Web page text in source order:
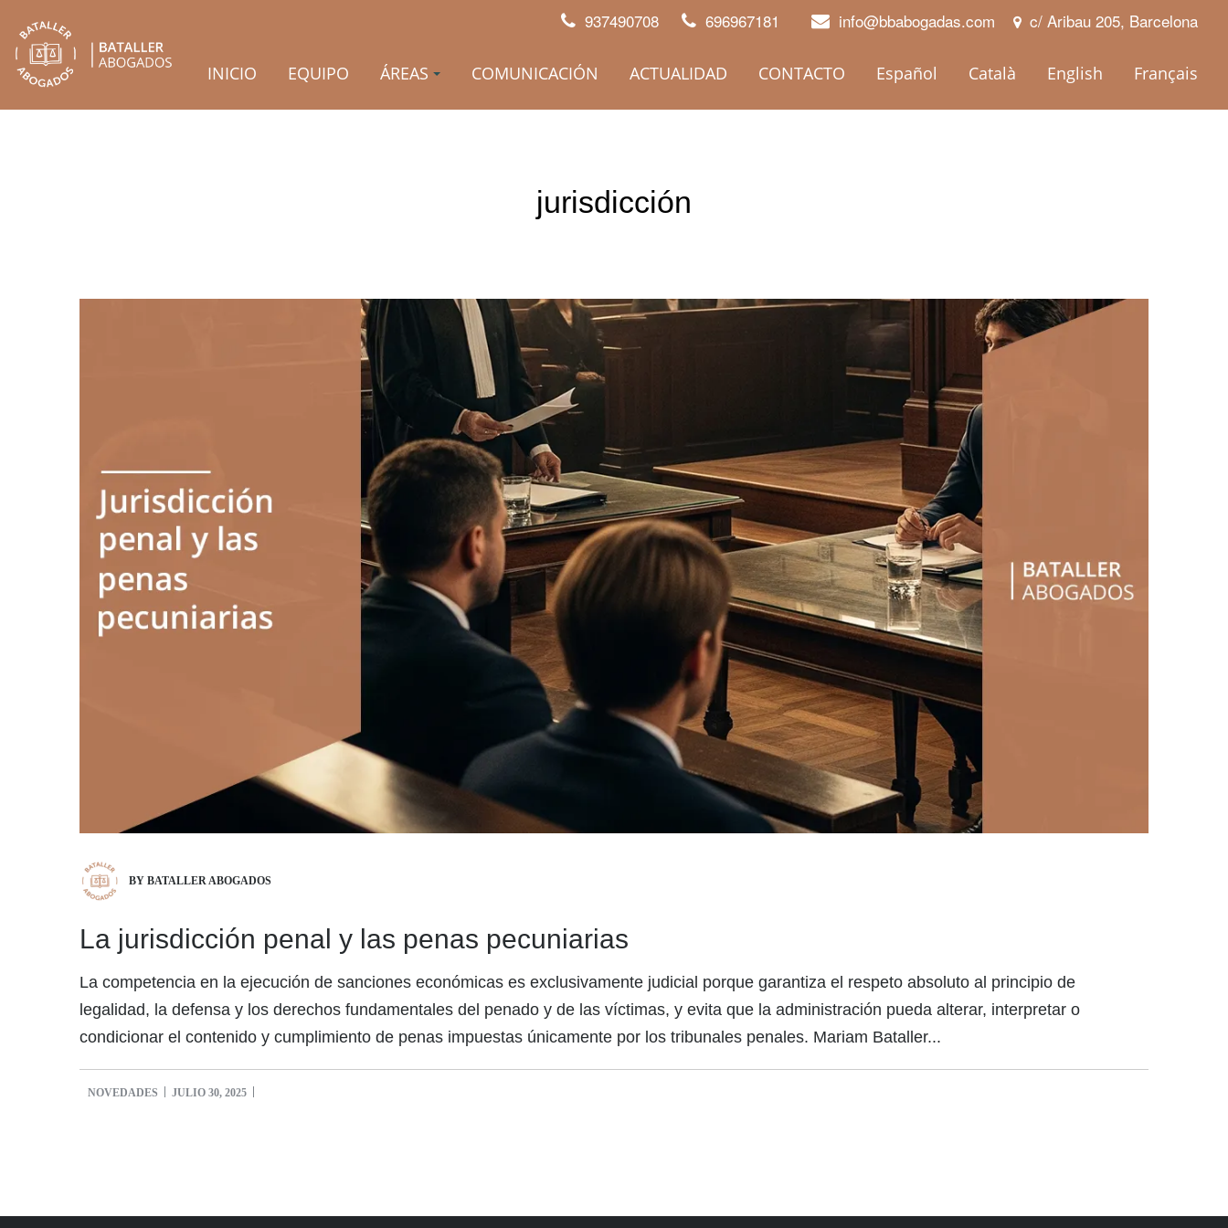
937490708 696967181 info@bbabogadas.com c/ Aribau 205, Barcelona
INICIO EQUIPO ÁREAS COMUNICACIÓN ACTUALIDAD CONTACTO Español Català English Français
jurisdicción
BY BATALLER ABOGADOS
La jurisdicción penal y las penas pecuniarias
La competencia en la ejecución de sanciones económicas es exclusivamente judicial porque garantiza el respeto absoluto al principio de
legalidad, la defensa y los derechos fundamentales del penado y de las víctimas, y evita que la administración pueda alterar, interpretar o
condicionar el contenido y cumplimiento de penas impuestas únicamente por los tribunales penales. Mariam Bataller...
NOVEDADES JULIO 30, 2025